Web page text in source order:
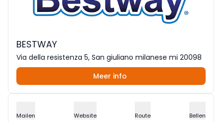
BESTWAY
Via della resistenza 5, San giuliano milanese mi 20098
Meer info
Mailen Website Route Bellen